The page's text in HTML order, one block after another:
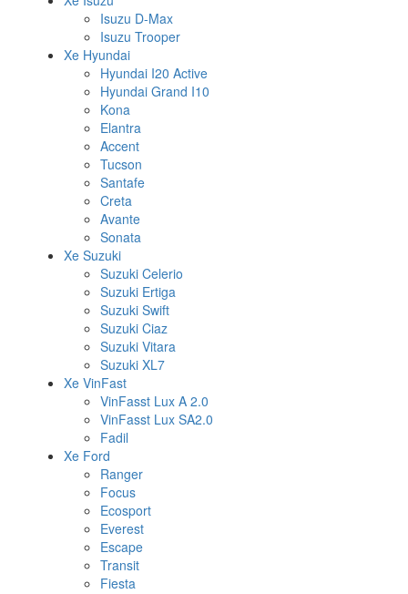
Isuzu D-Max
Isuzu Trooper
Xe Hyundai
Hyundai I20 Active
Hyundai Grand I10
Kona
Elantra
Accent
Tucson
Santafe
Creta
Avante
Sonata
Xe Suzuki
Suzuki Celerio
Suzuki Ertiga
Suzuki Swift
Suzuki Ciaz
Suzuki Vitara
Suzuki XL7
Xe VinFast
VinFasst Lux A 2.0
VinFasst Lux SA2.0
Fadil
Xe Ford
Ranger
Focus
Ecosport
Everest
Escape
Transit
Fiesta